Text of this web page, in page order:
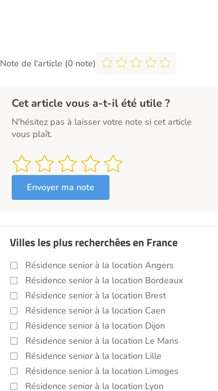
Villes les plus recherchées en France
Résidence senior à la location Angers
Résidence senior à la location Bordeaux
Résidence senior à la location Brest
Résidence senior à la location Caen
Résidence senior à la location Dijon
Résidence senior à la location Le Mans
Résidence senior à la location Lille
Résidence senior à la location Limoges
Résidence senior à la location Lyon
Note de l'article (0 note)
Cet article vous a-t-il été utile ?
N'hésitez pas à laisser votre note si cet article
vous plaît.